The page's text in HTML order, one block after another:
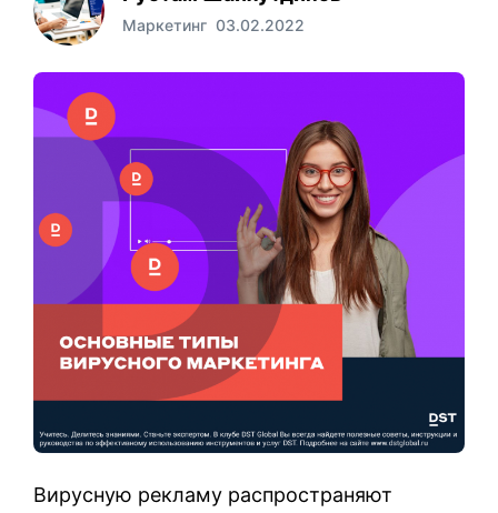
Маркетинг 03.02.2022
Вирусную рекламу распространяют